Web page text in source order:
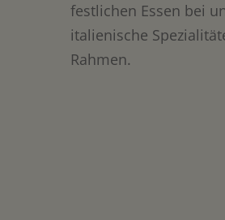
festlichen Essen bei
italienische
Rahmen.